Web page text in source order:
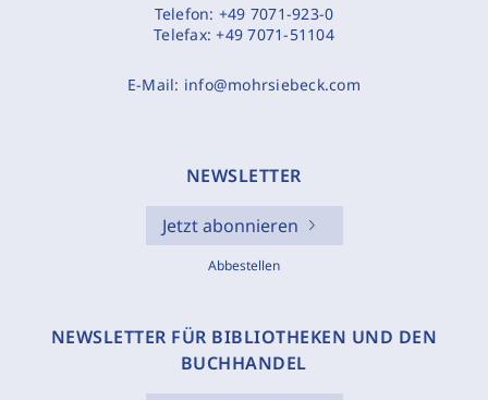
Telefon: +49 7071-923-0
Telefax:+49 7071-51104
E-Mail: info@mohrsiebeck.com
NEWSLETTER
Jetzt abonnieren
Abbestellen
NEWSLETTER FÜR BIBLIOTHEKEN UND DEN
BUCHHANDEL